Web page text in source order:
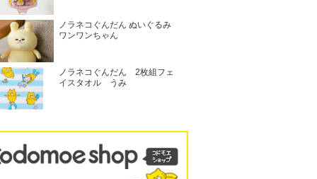
ノラネコぐんだん ぬいぐるみ
ワンワンちゃん
ノラネコぐんだん 2枚組フェ
イスタオル うみ